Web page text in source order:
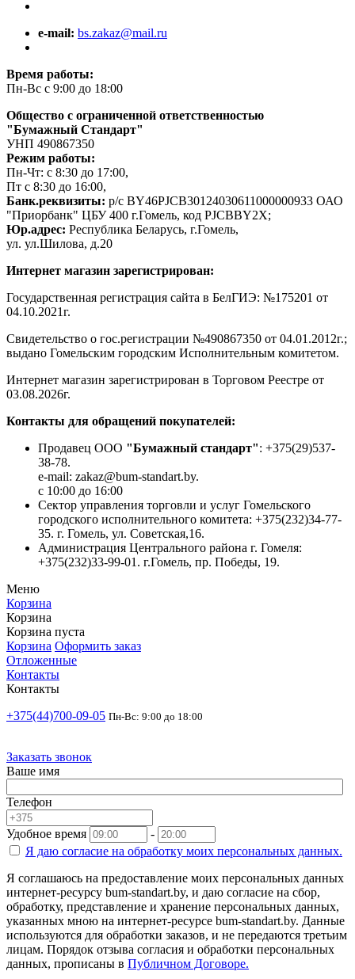
e-mail: bs.zakaz@mail.ru
Время работы:
Пн-Вс с 9:00 до 18:00
Общество с ограниченной ответственностью
"Бумажный Стандарт"
УНП 490867350
Режим работы:
Пн-Чт: с 8:30 до 17:00,
Пт с 8:30 до 16:00,
Банк.реквизиты: р/с BY46PJCB30124030611000000933 ОАО
"Приорбанк" ЦБУ 400 г.Гомель, код PJCBBY2X;
Юр.адрес: Республика Беларусь, г.Гомель,
ул. ул.Шилова, д.20
Интернет магазин зарегистрирован:
Государственная регистрация сайта в БелГИЭ: №175201 от
04.10.2021г.
Свидетельство о гос.регистрации №490867350 от 04.01.2012г.;
выдано Гомельским городским Исполнительным комитетом.
Интернет магазин зарегистрирован в Торговом Реестре от
03.08.2026г.
Контакты для обращений покупателей:
Продавец ООО "Бумажный стандарт": +375(29)537-
38-78.
e-mail: zakaz@bum-standart.by.
с 10:00 до 16:00
Сектор управления торговли и услуг Гомельского
городского исполнительного комитета: +375(232)34-77-
35. г. Гомель, ул. Советская,16.
Администрация Центрального района г. Гомеля:
+375(232)33-99-01. г.Гомель, пр. Победы, 19.
Меню
Корзина
Корзина
Корзина пуста
Корзина Оформить заказ
Отложенные
Контакты
Контакты
+375(44)700-09-05 Пн-Вс: 9:00 до 18:00
Заказать звонок
Ваше имя
Телефон
Удобное время
-
Я даю согласие на обработку моих персональных данных.
Я соглашаюсь на предоставление моих персональных данных
интернет-ресурсу bum-standart.by, и даю согласие на сбор,
обработку, представление и хранение персональных данных,
указанных мною на интернет-ресурсе bum-standart.by. Данные
используются для обработки заказов, и не передаются третьим
лицам. Порядок отзыва согласия и обработки персональных
данных, прописаны в Публичном Договоре.